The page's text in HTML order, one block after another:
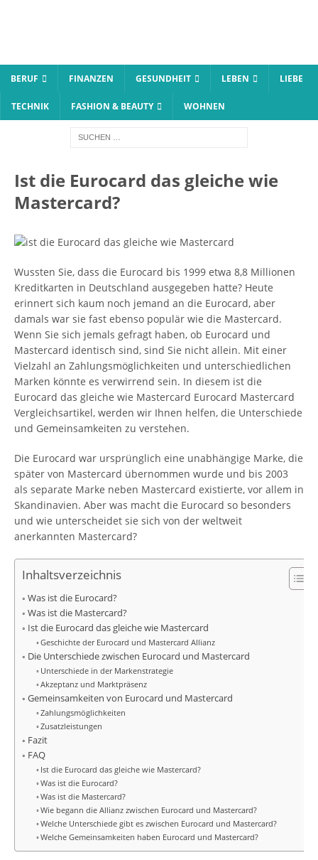
BERUF FINANZEN GESUNDHEIT LEBEN LIEBE
TECHNIK FASHION & BEAUTY WOHNEN
Ist die Eurocard das gleiche wie
Mastercard?
Wussten Sie, dass die Eurocard bis 1999 etwa 8,8 Millionen
Kreditkarten in Deutschland ausgegeben hatte? Heute
erinnert sich kaum noch jemand an die Eurocard, aber
damals war sie fast ebenso populär wie die Mastercard.
Wenn Sie sich jemals gefragt haben, ob Eurocard und
Mastercard identisch sind, sind Sie nicht allein. Mit einer
Vielzahl an Zahlungsmöglichkeiten und unterschiedlichen
Marken könnte es verwirrend sein. In diesem ist die
Eurocard das gleiche wie Mastercard Eurocard Mastercard
Vergleichsartikel, werden wir Ihnen helfen, die Unterschiede
und Gemeinsamkeiten zu verstehen.
Die Eurocard war ursprünglich eine unabhängige Marke, die
später von Mastercard übernommen wurde und bis 2003
als separate Marke neben Mastercard existierte, vor allem in
Skandinavien. Aber was macht die Eurocard so besonders
und wie unterscheidet sie sich von der weltweit
anerkannten Mastercard?
Inhaltsverzeichnis
Was ist die Eurocard?
Was ist die Mastercard?
Ist die Eurocard das gleiche wie Mastercard
Geschichte der Eurocard und Mastercard Allianz
Die Unterschiede zwischen Eurocard und Mastercard
Unterschiede in der Markenstrategie
Akzeptanz und Marktpräsenz
Gemeinsamkeiten von Eurocard und Mastercard
Zahlungsmöglichkeiten
Zusatzleistungen
Fazit
FAQ
Ist die Eurocard das gleiche wie Mastercard?
Was ist die Eurocard?
Was ist die Mastercard?
Wie begann die Allianz zwischen Eurocard und Mastercard?
Welche Unterschiede gibt es zwischen Eurocard und Mastercard?
Welche Gemeinsamkeiten haben Eurocard und Mastercard?